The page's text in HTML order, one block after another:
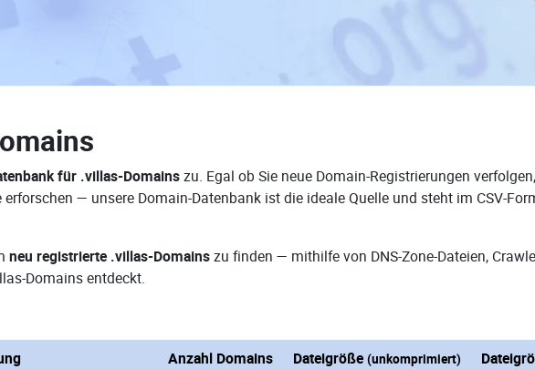
für .villas-Domainszu. Egal ob Sie neue Domain-Registrierungen
— unsere Domain-Datenbank ist die ideale Quelle und steht im CSV-
neu registrierte .villas-Domainszu finden — mithilfe von DNS-Zone-Dateien,
Domains entdeckt.
Anzahl Domains Dateigröße (unkomprimiert)